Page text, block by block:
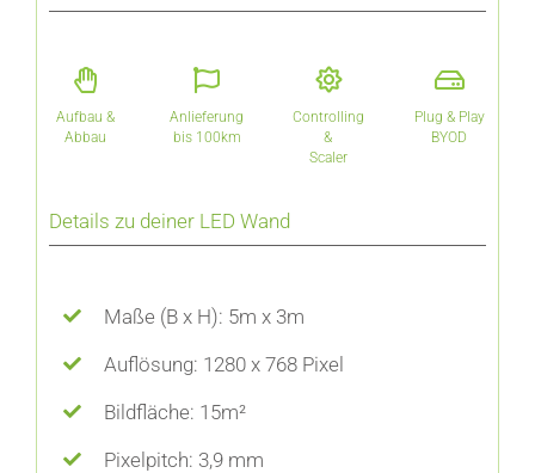
Aufbau &
Abbau
Anlieferung
bis 100km
Controlling
&
Scaler
Plug & Play
BYOD
Details zu deiner LED Wand
Maße (B x H): 5m x 3m
Auflösung: 1280 x 768 Pixel
Bildfläche: 15m²
Pixelpitch: 3,9 mm